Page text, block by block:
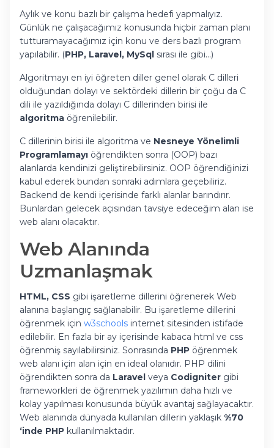
Aylık ve konu bazlı bir çalışma hedefi yapmalıyız.
Günlük ne çalışacağımız konusunda hiçbir zaman planı
tutturamayacağımız için konu ve ders bazlı program
yapılabilir. (PHP, Laravel, MySql sırası ile gibi…)
Algoritmayı en iyi öğreten diller genel olarak C dilleri
olduğundan dolayı ve sektördeki dillerin bir çoğu da C
dili ile yazıldığında dolayı C dillerinden birisi ile
algoritma öğrenilebilir.
C dillerinin birisi ile algoritma ve Nesneye Yönelimli
Programlamayı öğrendikten sonra (OOP) bazı
alanlarda kendinizi geliştirebilirsiniz. OOP öğrendiğinizi
kabul ederek bundan sonraki adımlara geçebiliriz.
Backend de kendi içerisinde farklı alanlar barındırır.
Bunlardan gelecek açısından tavsiye edeceğim alan ise
web alanı olacaktır.
Web Alanında
Uzmanlaşmak
HTML, CSS gibi işaretleme dillerini öğrenerek Web
alanına başlangıç sağlanabilir. Bu işaretleme dillerini
öğrenmek için w3schools internet sitesinden istifade
edilebilir. En fazla bir ay içerisinde kabaca html ve css
öğrenmiş sayılabilirsiniz. Sonrasında PHP öğrenmek
web alanı için alan için en ideal olanıdır. PHP dilini
öğrendikten sonra da Laravel veya Codigniter gibi
frameworkleri de öğrenmek yazılımın daha hızlı ve
kolay yapılması konusunda büyük avantaj sağlayacaktır.
Web alanında dünyada kullanılan dillerin yaklaşık %70
‘inde PHP kullanılmaktadır.